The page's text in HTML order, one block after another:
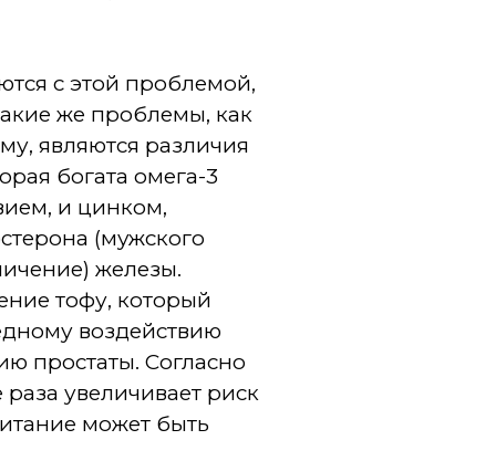
с этой проблемой,
же проблемы, как
являются различия
богата омега-3
и цинком,
(мужского
железы.
тофу, который
воздействию
простаты. Согласно
увеличивает риск
может быть